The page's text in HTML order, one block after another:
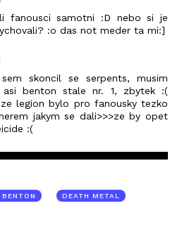
fanousci samotni :D nebo si je
:o das not meder ta mi:]
skoncil se serpents, musim
benton stale nr. 1, zbytek :(
legion bylo pro fanousky tezko
jakym se dali>>>ze by opet
:(
BENTON DEATH METAL